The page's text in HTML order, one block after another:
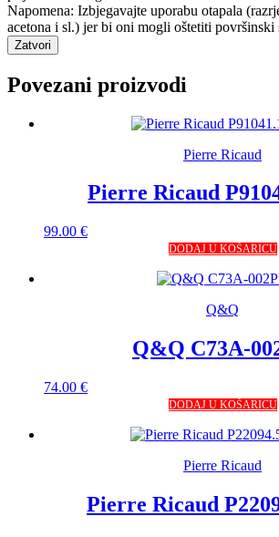
Napomena: Izbjegavajte uporabu otapala
acetona i sl.) jer bi oni mogli oštetiti površinski
Zatvori
Povezani proizvodi
Pierre Ricaud
Pierre Ricaud
99.00 €
DODAJ U KOŠARICU
Q&Q
Q&Q C73A-
74.00 €
DODAJ U KOŠARICU
Pierre Ricaud
Pierre Ricaud